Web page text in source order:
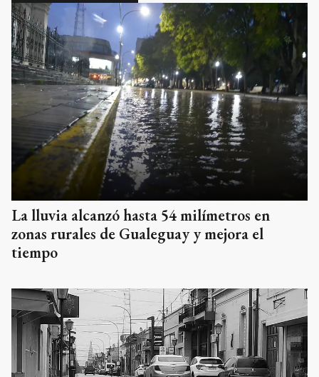
La lluvia alcanzó hasta 54 milímetros en
zonas rurales de Gualeguay y mejora el
tiempo